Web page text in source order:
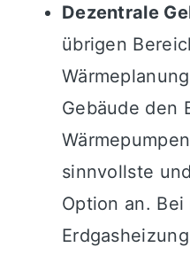
Dezentrale
übrigen
Gebäude den
sinnvollste
Option an. Bei